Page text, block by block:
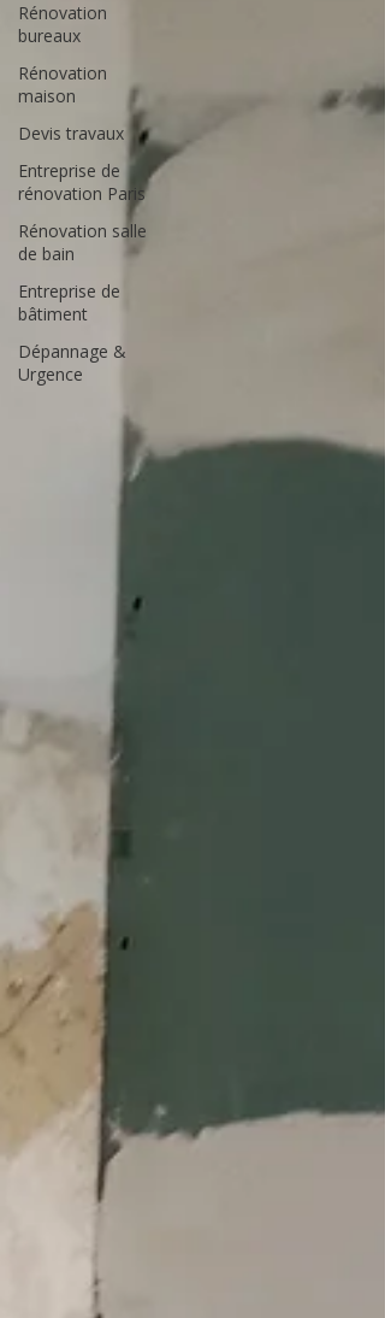
Rénovation
bureaux
Rénovation
maison
Devis travaux
Entreprise de
rénovation Paris
Rénovation salle
de bain
Entreprise de
bâtiment
Dépannage &
Urgence